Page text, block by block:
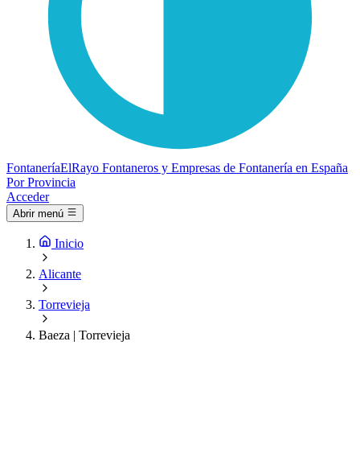
FontaneríaElRayo Fontaneros y Empresas de Fontanería en España
Por Provincia
Acceder
Abrir menú
Inicio
Alicante
Torrevieja
Baeza | Torrevieja